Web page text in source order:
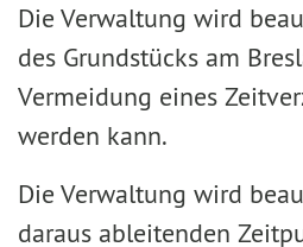
Die Verwaltung wird
des Grundstücks am
Vermeidung eines
werden kann.
Die Verwaltung wird
daraus ableitenden